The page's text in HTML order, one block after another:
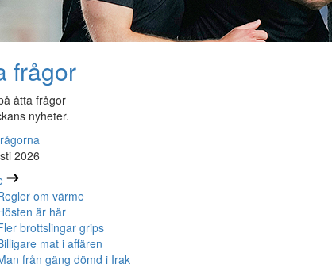
frågor
åtta frågor
nyheter.
2026
om värme
är här
brottslingar grips
mat i affären
från gäng dömd i Irak